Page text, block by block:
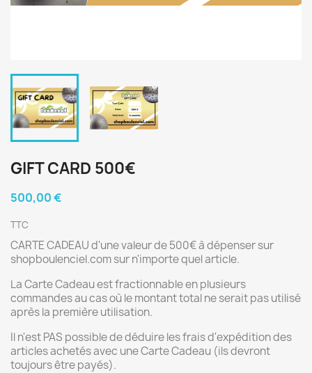
GIFT CARD 500€
500,00 €
TTC
CARTE CADEAU d'une valeur de 500€ à dépenser sur
shopboulenciel.com sur n'importe quel article.
La Carte Cadeau est fractionnable en plusieurs
commandes au cas où le montant total ne serait pas utilisé
après la première utilisation.
Il n'est PAS possible de déduire les frais d'expédition des
articles achetés avec une Carte Cadeau (ils devront
toujours être payés).